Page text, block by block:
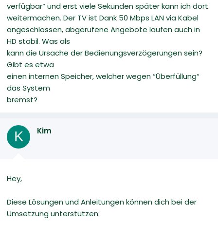
verfügbar“ und erst viele Sekunden später kann ich dort
weitermachen. Der TV ist Dank 50 Mbps LAN via Kabel
angeschlossen, abgerufene Angebote laufen auch in
HD stabil. Was als
kann die Ursache der Bedienungsverzögerungen sein?
Gibt es etwa
einen internen Speicher, welcher wegen “Überfüllung“
das System
bremst?
K Kim
Hey,
Diese Lösungen und Anleitungen können dich bei der
Umsetzung unterstützen: